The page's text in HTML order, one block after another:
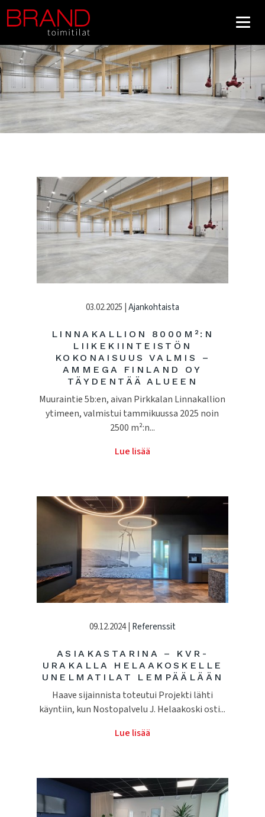
03.02.2025 | Ajankohtaista
LINNAKALLION 8000M²:N
LIIKEKIINTEISTÖN
KOKONAISUUS VALMIS –
AMMEGA FINLAND OY
TÄYDENTÄÄ ALUEEN
Muuraintie 5b:en, aivan Pirkkalan Linnakallion
ytimeen, valmistui tammikuussa 2025 noin
2500 m²:n...
Lue lisää
09.12.2024 | Referenssit
ASIAKASTARINA – KVR-
URAKALLA HELAAKOSKELLE
UNELMATILAT LEMPÄÄLÄÄN
Haave sijainnista toteutui Projekti lähti
käyntiin, kun Nostopalvelu J. Helaakoski osti...
Lue lisää